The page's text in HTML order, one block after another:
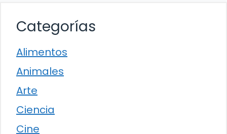
Categorías
Alimentos
Animales
Arte
Ciencia
Cine